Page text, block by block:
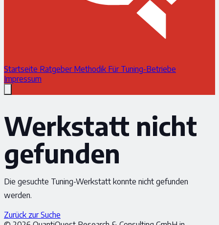
Startseite Ratgeber Methodik Für Tuning-Betriebe
Impressum
Werkstatt nicht
gefunden
Die gesuchte Tuning-Werkstatt konnte nicht gefunden
werden.
Zurück zur Suche